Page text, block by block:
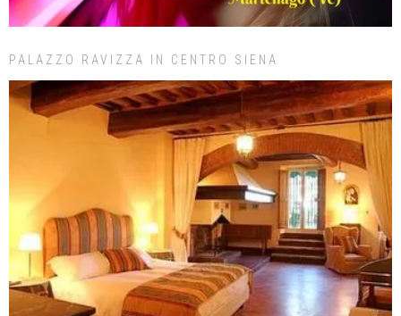
PALAZZO RAVIZZA IN CENTRO SIENA